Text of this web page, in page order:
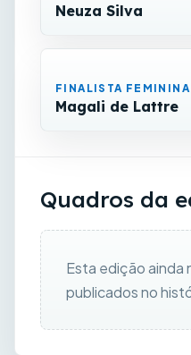
Neuza Silva
FINALISTA FEMININA
Magali de Lattre
Quadros da
Esta edição ainda
publicados no